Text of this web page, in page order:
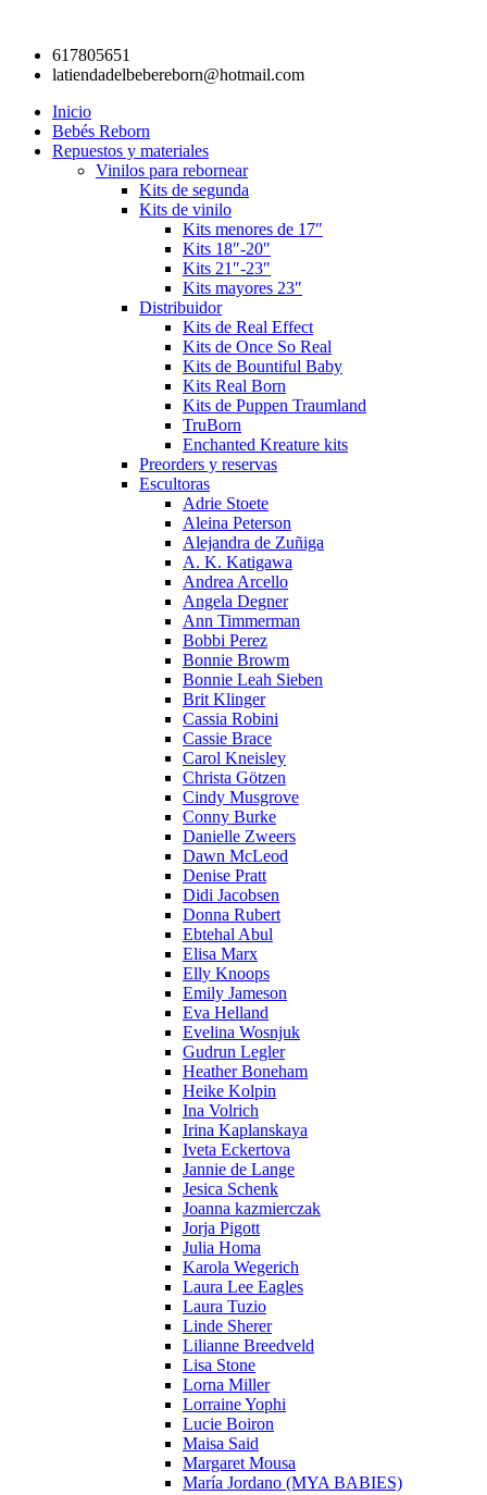
contenido617805651
latiendadelbebereborn@hotmail.com
Inicio
Bebés Reborn
Repuestos y materiales
Vinilos para rebornear
Kits de segunda
Kits de vinilo
Kits menores de 17″
Kits 18″-20″
Kits 21″-23″
Kits mayores 23″
Distribuidor
Kits de Real Effect
Kits de Once So Real
Kits de Bountiful Baby
Kits Real Born
Kits de Puppen Traumland
TruBorn
Enchanted Kreature kits
Preorders y reservas
Escultoras
Adrie Stoete
Aleina Peterson
Alejandra de Zuñiga
A. K. Katigawa
Andrea Arcello
Angela Degner
Ann Timmerman
Bobbi Perez
Bonnie Browm
Bonnie Leah Sieben
Brit Klinger
Cassia Robini
Cassie Brace
Carol Kneisley
Christa Götzen
Cindy Musgrove
Conny Burke
Danielle Zweers
Dawn McLeod
Denise Pratt
Didi Jacobsen
Donna Rubert
Ebtehal Abul
Elisa Marx
Elly Knoops
Emily Jameson
Eva Helland
Evelina Wosnjuk
Gudrun Legler
Heather Boneham
Heike Kolpin
Ina Volrich
Irina Kaplanskaya
Iveta Eckertova
Jannie de Lange
Jesica Schenk
Joanna kazmierczak
Jorja Pigott
Julia Homa
Karola Wegerich
Laura Lee Eagles
Laura Tuzio
Linde Sherer
Lilianne Breedveld
Lisa Stone
Lorna Miller
Lorraine Yophi
Lucie Boiron
Maisa Said
Margaret Mousa
María Jordano (MYA BABIES)